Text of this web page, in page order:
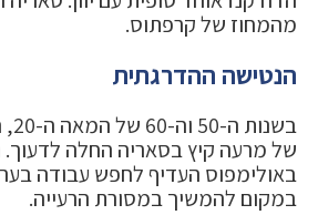
מהמחוז של קרפתוס.
הנטישה ההדרגתית
של מרעה קיץ בסאריה החלה לדעוך.
באולימפוס העדיף לחפש עבודה
במקום להמשיך במסורת הרעייה.